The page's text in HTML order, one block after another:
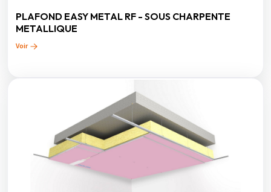
PLAFOND EASY METAL RF - SOUS CHARPENTE
METALLIQUE
Voir